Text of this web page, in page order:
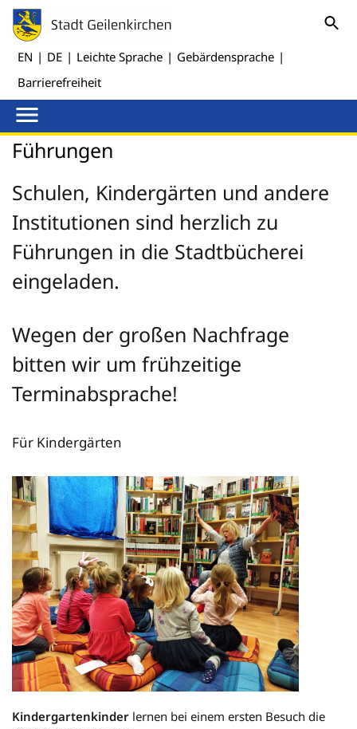
EN | DE | Leichte Sprache | Gebärdensprache |
Barrierefreiheit
Führungen
Schulen, Kindergärten und andere
Institutionen sind herzlich zu
Führungen in die Stadtbücherei
eingeladen.
Wegen der großen Nachfrage
bitten wir um frühzeitige
Terminabsprache!
Für Kindergärten
Kindergartenkinder lernen bei einem ersten Besuch die